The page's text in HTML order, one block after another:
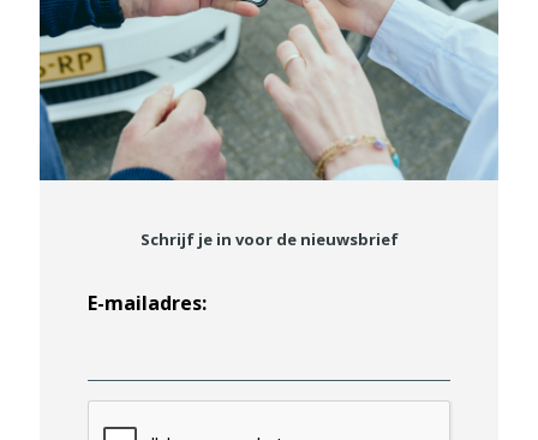
Schrijf je in voor de nieuwsbrief
E-mailadres:
C